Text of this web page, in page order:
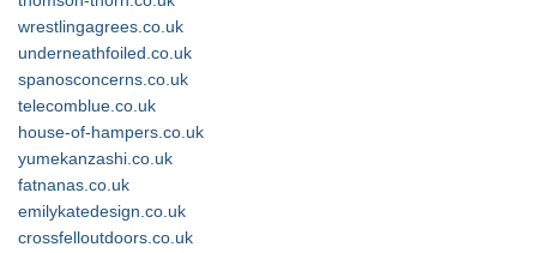
wrestlingagrees.co.uk
underneathfoiled.co.uk
spanosconcerns.co.uk
telecomblue.co.uk
house-of-hampers.co.uk
yumekanzashi.co.uk
fatnanas.co.uk
emilykatedesign.co.uk
crossfelloutdoors.co.uk